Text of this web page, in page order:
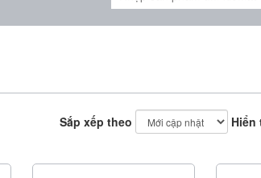
Sắp xếp theo Hiển